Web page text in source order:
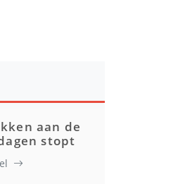
aan de
stopt